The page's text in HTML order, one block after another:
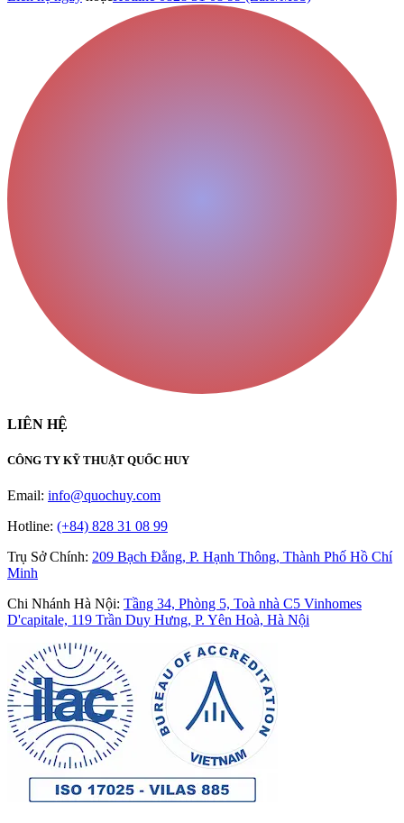
LIÊN HỆ
CÔNG TY KỸ THUẬT QUỐC HUY
Email: info@quochuy.com
Hotline: (+84) 828 31 08 99
Trụ Sở Chính: 209 Bạch Đằng, P. Hạnh Thông, Thành Phố Hồ Chí
Minh
Chi Nhánh Hà Nội: Tầng 34, Phòng 5, Toà nhà C5 Vinhomes
D'capitale, 119 Trần Duy Hưng, P. Yên Hoà, Hà Nội